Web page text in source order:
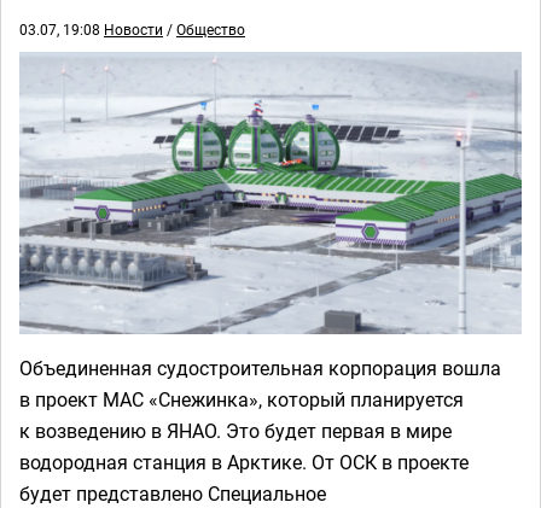
03.07, 19:08 Новости /Общество
Объединенная судостроительная корпорация вошла
в проект МАС «Снежинка», который планируется
к возведению в ЯНАО. Это будет первая в мире
водородная станция в Арктике. От ОСК в проекте
будет представлено Специальное